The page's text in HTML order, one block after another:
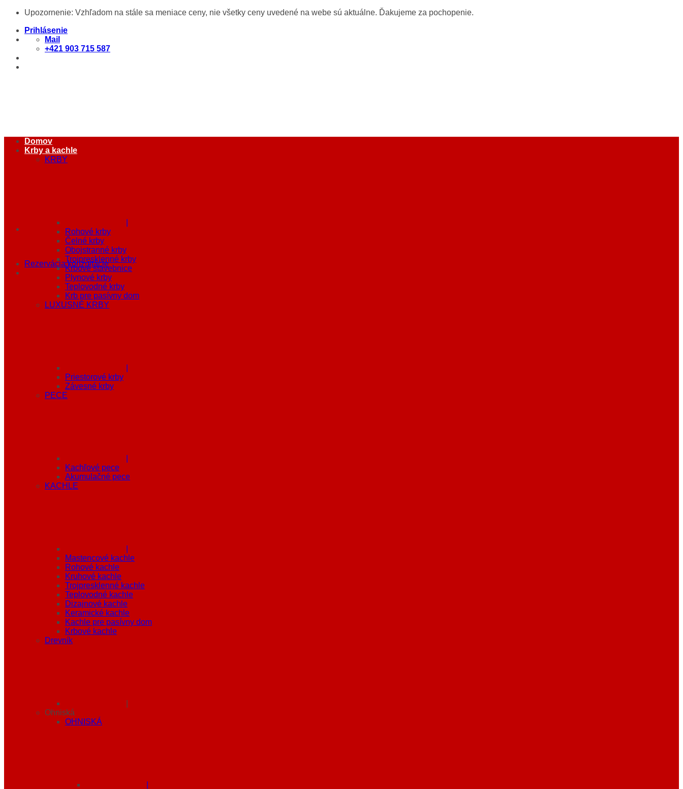
Skip
content
Upozornenie: Vzhľadom na stále sa meniace ceny, nie všetky ceny uvedené na webe sú aktuálne. Ďakujeme za pochopenie.
Prihlásenie
Mail
+421 903 715 587
Rezervácia konzultácie
Domov
Krby a kachle
KRBY
Rohové krby
Čelné krby
Obojstranné krby
Trojpresklenné krby
Krbové stavebnice
Plynové krby
Teplovodné krby
Krb pre pasívny dom
LUXUSNÉ KRBY
Priestorové krby
Závesné krby
PECE
Kachľové pece
Akumulačné pece
KACHLE
Mastencové kachle
Rohové kachle
Kruhové kachle
Trojpresklenné kachle
Teplovodné kachle
Dizajnové kachle
Keramické kachle
Kachle pre pasívny dom
Krbové kachle
Drevník
Ohniská
OHNISKÁ